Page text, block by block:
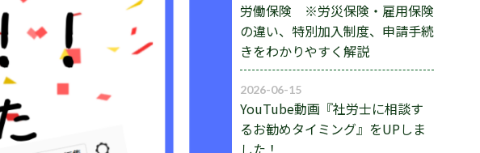
労働保険 ※労災保険・雇用保険
の違い、特別加入制度、申請手続
きをわかりやすく解説
2026-06-15
YouTube動画『社労士に相談す
るお勧めタイミング』をUPしま
した！